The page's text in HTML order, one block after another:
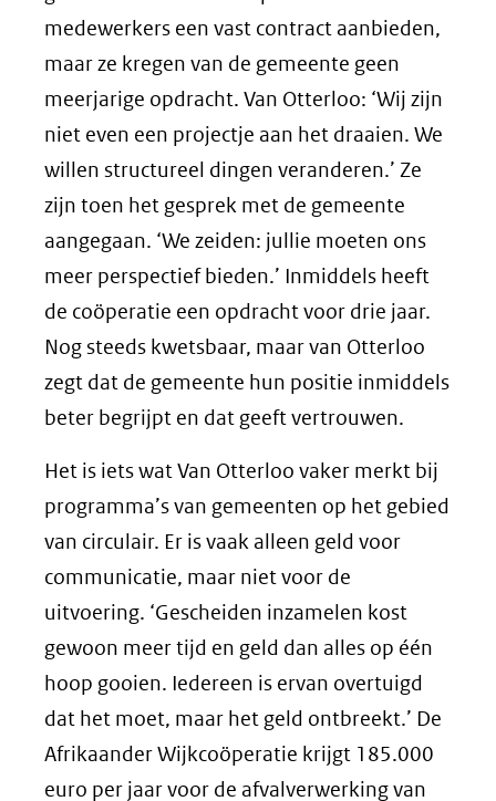
medewerkers een vast contract aanbieden,
maar ze kregen van de gemeente geen
meerjarige opdracht. Van Otterloo: ‘Wij zijn
niet even een projectje aan het draaien. We
willen structureel dingen veranderen.’ Ze
zijn toen het gesprek met de gemeente
aangegaan. ‘We zeiden: jullie moeten ons
meer perspectief bieden.’ Inmiddels heeft
de coöperatie een opdracht voor drie jaar.
Nog steeds kwetsbaar, maar van Otterloo
zegt dat de gemeente hun positie inmiddels
beter begrijpt en dat geeft vertrouwen.
Het is iets wat Van Otterloo vaker merkt bij
programma’s van gemeenten op het gebied
van circulair. Er is vaak alleen geld voor
communicatie, maar niet voor de
uitvoering. ‘Gescheiden inzamelen kost
gewoon meer tijd en geld dan alles op één
hoop gooien. Iedereen is ervan overtuigd
dat het moet, maar het geld ontbreekt.’ De
Afrikaander Wijkcoöperatie krijgt 185.000
euro per jaar voor de afvalverwerking van